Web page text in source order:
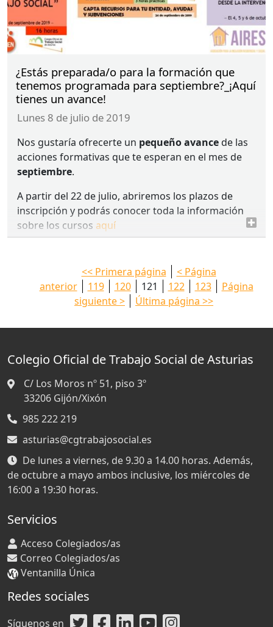
¿Estás preparada/o para la formación que
tenemos programada para septiembre?_¡Aquí
tienes un avance!
lunes 8 de julio de 2019
Nos gustaría ofrecerte un pequeño avancede las
acciones formativas que te esperan en el mes de
septiembre.
A partir del 22 de julio, abriremos los plazos de
inscripción y podrás conocer toda la información
sobre los cursos aquí
<< Primera página
< Página
anterior
119 120 121 122 123
Página
siguiente >
Última página >>
Colegio Oficial de Trabajo Social de Asturias
C/ Los Moros nº 51, piso 3º
33206 Gijón/Xixón
985 222 219
asturias@cgtrabajosocial.es
De lunes a viernes, de 9.30 a 14.00 horas. Además,
de octubre a mayo ambos inclusive, los miércoles de
16:00 a 19:30 horas.
Servicios
Acceso Colegiados/as
Correo Colegiados/as
Ventanilla Única
Redes sociales
Síguenos en